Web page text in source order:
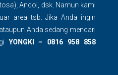
Ancol, dsk. Namun kami
area tsb. Jika Anda ingin
Anda sedang mencari
YONGKI – 0816 958 858